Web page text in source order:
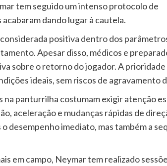
tem seguido um intenso protocolo de
dando lugar à cautela.
positiva dentro dos
Apesar disso, médicos e
sobre o retorno do jogador. A prioridade
ideais, sem riscos de agravamento
na panturrilha costumam exigir atenção
aceleração e mudanças rápidas de
imediato, mas também a
em campo, Neymar tem realizado